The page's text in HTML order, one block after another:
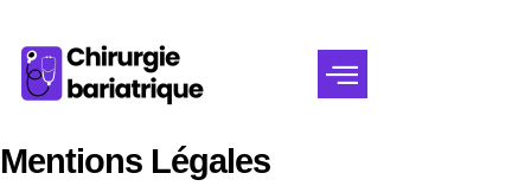
Mentions Légales